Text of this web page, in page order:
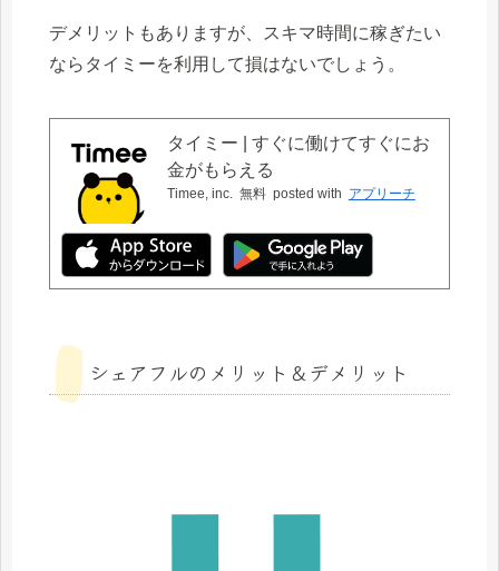
デメリットもありますが、スキマ時間に稼ぎたい
ならタイミーを利用して損はないでしょう。
タイミー | すぐに働けてすぐにお
金がもらえる
Timee, inc. 無料 posted with アプリーチ
シェアフルのメリット＆デメリット